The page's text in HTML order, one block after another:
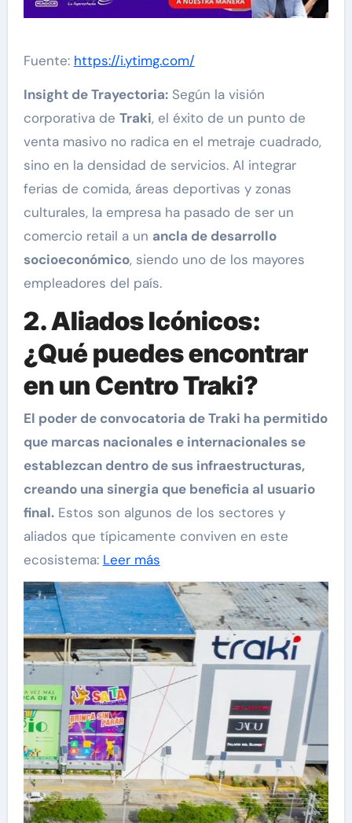
Fuente: https://i.ytimg.com/
Insight de Trayectoria:Según la visión
corporativa de Traki, el éxito de un punto de
venta masivo no radica en el metraje cuadrado,
sino en la densidad de servicios. Al integrar
ferias de comida, áreas deportivas y zonas
culturales, la empresa ha pasado de ser un
comercio retail a un ancla de desarrollo
socioeconómico, siendo uno de los mayores
empleadores del país.
2. Aliados Icónicos:
¿Qué puedes encontrar
en un Centro Traki?
El poder de convocatoria de Traki ha permitido
que marcas nacionales e internacionales se
establezcan dentro de sus infraestructuras,
creando una sinergia que beneficia al usuario
final.Estos son algunos de los sectores y
aliados que típicamente conviven en este
ecosistema: Leer más